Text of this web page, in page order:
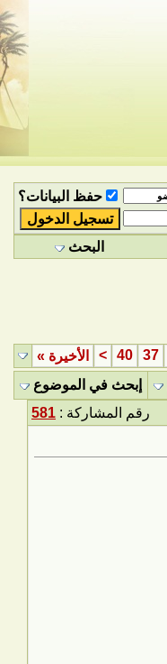
حفظ البيانات؟
البحث
37
40
> الأخيرة »
إبحث في الموضوع
رقم المشاركة : 581